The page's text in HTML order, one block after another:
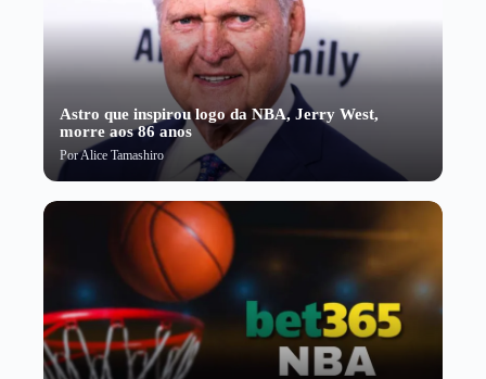
Astro que inspirou logo da NBA, Jerry West,
morre aos 86 anos
PorAlice Tamashiro